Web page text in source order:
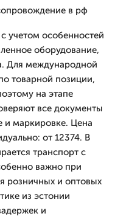
в рф
учетом особенностей
оборудование,
Для международной
товарной позиции,
на этапе
все документы
и маркировке. Цена
от 12374. В
транспорт с
важно при
розничных и оптовых
из эстонии
и